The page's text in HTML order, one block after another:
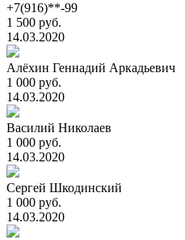
+7(916)**-99
1 500 руб.
14.03.2020
Алёхин Геннадий Аркадьевич
1 000 руб.
14.03.2020
Василий Николаев
1 000 руб.
14.03.2020
Сергей Шкодинский
1 000 руб.
14.03.2020